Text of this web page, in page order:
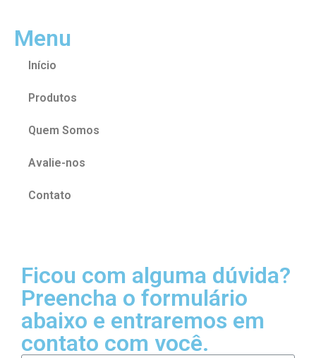
Menu
Início
Produtos
Quem Somos
Avalie-nos
Contato
Ficou com alguma dúvida?
Preencha o formulário
abaixo e entraremos em
contato com você.